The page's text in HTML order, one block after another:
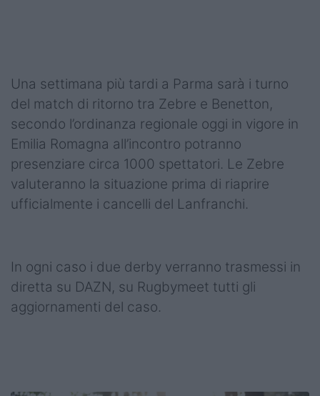
Una settimana più tardi a Parma sarà i turno
del match di ritorno tra Zebre e Benetton,
secondo l’ordinanza regionale oggi in vigore in
Emilia Romagna all’incontro potranno
presenziare circa 1000 spettatori. Le Zebre
valuteranno la situazione prima di riaprire
ufficialmente i cancelli del Lanfranchi.
In ogni caso i due derby verranno trasmessi in
diretta su DAZN, su Rugbymeet tutti gli
aggiornamenti del caso.